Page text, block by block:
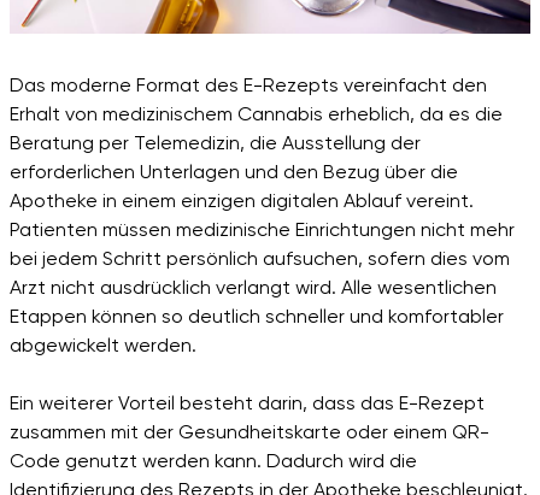
Das moderne Format des E-Rezepts vereinfacht den
Erhalt von medizinischem Cannabis erheblich, da es die
Beratung per Telemedizin, die Ausstellung der
erforderlichen Unterlagen und den Bezug über die
Apotheke in einem einzigen digitalen Ablauf vereint.
Patienten müssen medizinische Einrichtungen nicht mehr
bei jedem Schritt persönlich aufsuchen, sofern dies vom
Arzt nicht ausdrücklich verlangt wird. Alle wesentlichen
Etappen können so deutlich schneller und komfortabler
abgewickelt werden.
Ein weiterer Vorteil besteht darin, dass das E-Rezept
zusammen mit der Gesundheitskarte oder einem QR-
Code genutzt werden kann. Dadurch wird die
Identifizierung des Rezepts in der Apotheke beschleunigt.